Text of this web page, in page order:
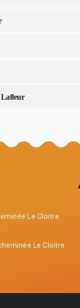
Lafleur
Le Cloitre
Le Cloitre